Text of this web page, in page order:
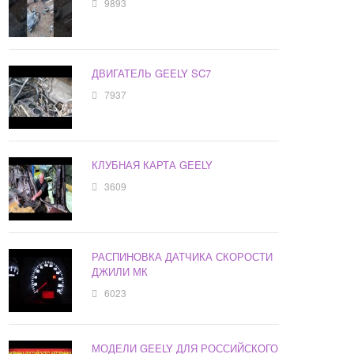
9893
ДВИГАТЕЛЬ GEELY SC7
7937
КЛУБНАЯ КАРТА GEELY
3609
РАСПИНОВКА ДАТЧИКА СКОРОСТИ
ДЖИЛИ МК
6023
МОДЕЛИ GEELY ДЛЯ РОССИЙСКОГО